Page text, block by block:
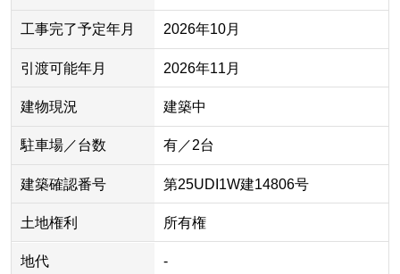
工事完了予定年月 2026年10月
引渡可能年月 2026年11月
建物現況 建築中
駐車場／台数 有／2台
建築確認番号 第25UDI1W建14806号
土地権利 所有権
地代 -